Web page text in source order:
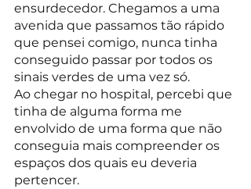
ensurdecedor. Chegamos a uma
avenida que passamos tão rápido
que pensei comigo, nunca tinha
conseguido passar por todos os
sinais verdes de uma vez só.
Ao chegar no hospital, percebi que
tinha de alguma forma me
envolvido de uma forma que não
conseguia mais compreender os
espaços dos quais eu deveria
pertencer.